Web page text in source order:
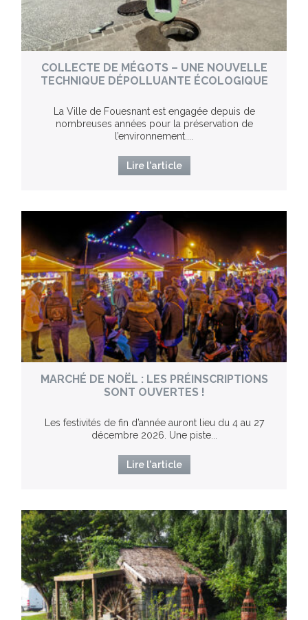
COLLECTE DE MÉGOTS – UNE NOUVELLE
TECHNIQUE DÉPOLLUANTE ÉCOLOGIQUE
La Ville de Fouesnant est engagée depuis de
nombreuses années pour la préservation de
l’environnement....
Lire l'article
MARCHÉ DE NOËL : LES PRÉINSCRIPTIONS
SONT OUVERTES !
Les festivités de fin d’année auront lieu du 4 au 27
décembre 2026. Une piste...
Lire l'article